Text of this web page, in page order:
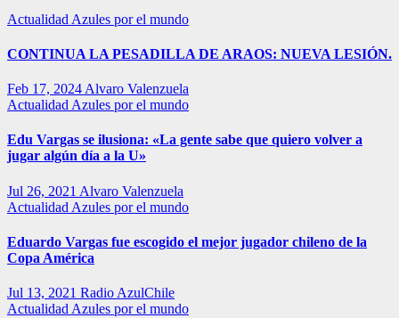
Actualidad Azules por el mundo
CONTINUA LA PESADILLA DE ARAOS: NUEVA LESIÓN.
Feb 17, 2024 Alvaro Valenzuela
Actualidad Azules por el mundo
Edu Vargas se ilusiona: «La gente sabe que quiero volver a
jugar algún día a la U»
Jul 26, 2021 Alvaro Valenzuela
Actualidad Azules por el mundo
Eduardo Vargas fue escogido el mejor jugador chileno de la
Copa América
Jul 13, 2021 Radio AzulChile
Actualidad Azules por el mundo